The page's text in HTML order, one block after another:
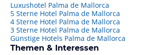
Luxushotel Palma de Mallorca
5 Sterne Hotel Palma de Mallorca
4 Sterne Hotel Palma de Mallorca
3 Sterne Hotel Palma de Mallorca
Günstige Hotels Palma de Mallorca
Themen & Interessen